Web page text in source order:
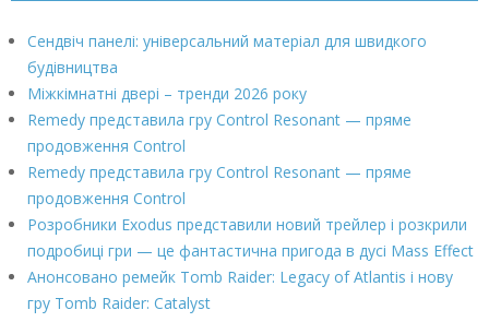
Сендвіч панелі: універсальний матеріал для швидкого
будівництва
Міжкімнатні двері – тренди 2026 року
Remedy представила гру Control Resonant — пряме
продовження Control
Remedy представила гру Control Resonant — пряме
продовження Control
Розробники Exodus представили новий трейлер і розкрили
подробиці гри — це фантастична пригода в дусі Mass Effect
Анонсовано ремейк Tomb Raider: Legacy of Atlantis і нову
гру Tomb Raider: Catalyst